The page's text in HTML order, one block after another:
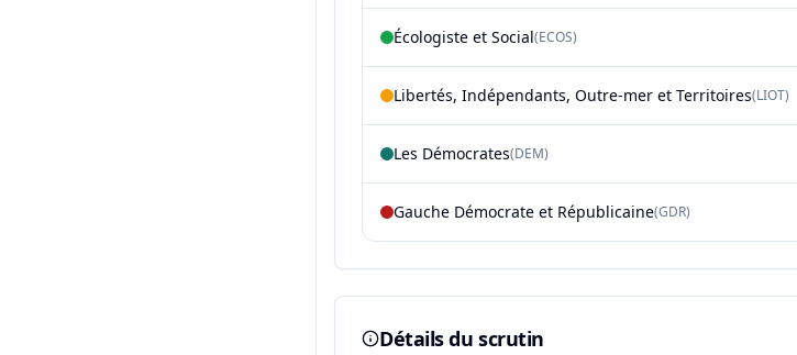
Écologiste et Social(ECOS)
Libertés, Indépendants, Outre-mer et Territoires(LIOT)
Les Démocrates(DEM)
Gauche Démocrate et Républicaine(GDR)
Détails du scrutin